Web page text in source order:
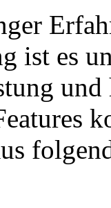
ist es
und